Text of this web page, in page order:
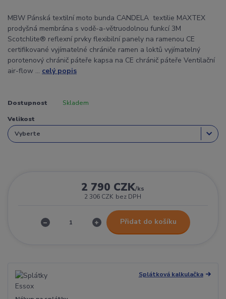
MBW Pánská textilní moto bunda CANDELA textilie MAXTEX
prodyšná membrána s vodě-a-větruodolnou funkcí 3M
Scotchlite® reflexní prvky flexibilní panely na ramenou CE
certifikované vyjímatelné chrániče ramen a loktů vyjímatelný
porotenový chránič páteře kapsa na CE chránič páteře Ventilační
air-flow ... celý popis
Dostupnost Skladem
Velikost
2 790 CZK/ks
2 306 CZK bez DPH
Přidat do košíku
Splátková kalkulačka